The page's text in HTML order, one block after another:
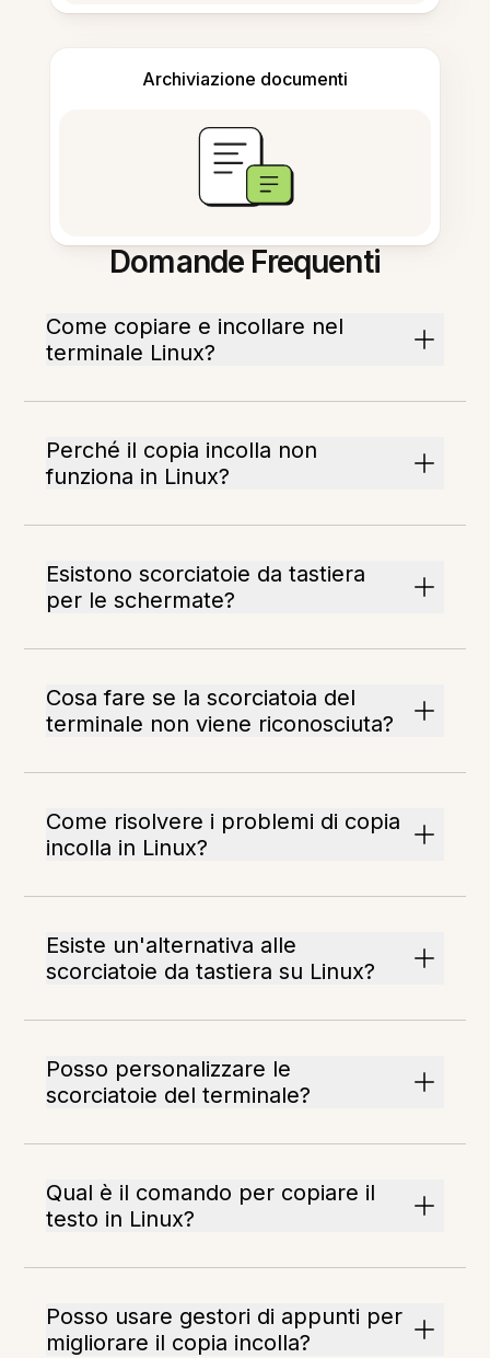
Archiviazione documenti
Domande Frequenti
Come copiare e incollare nel
terminale Linux?
Perché il copia incolla non
funziona in Linux?
Esistono scorciatoie da tastiera
per le schermate?
Cosa fare se la scorciatoia del
terminale non viene riconosciuta?
Come risolvere i problemi di copia
incolla in Linux?
Esiste un'alternativa alle
scorciatoie da tastiera su Linux?
Posso personalizzare le
scorciatoie del terminale?
Qual è il comando per copiare il
testo in Linux?
Posso usare gestori di appunti per
migliorare il copia incolla?